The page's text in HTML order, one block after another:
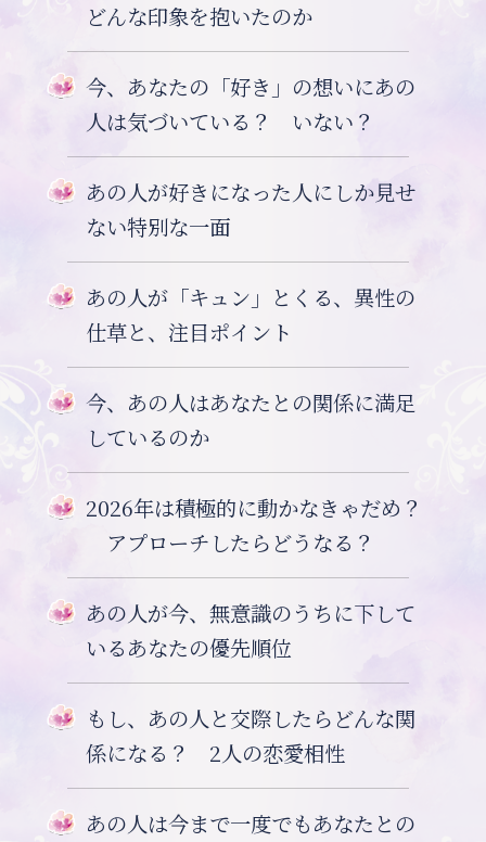
どんな印象を抱いたのか
今、あなたの「好き」の想いにあの
人は気づいている？ いない？
あの人が好きになった人にしか見せ
ない特別な一面
あの人が「キュン」とくる、異性の
仕草と、注目ポイント
今、あの人はあなたとの関係に満足
しているのか
2026年は積極的に動かなきゃだめ？
アプローチしたらどうなる？
あの人が今、無意識のうちに下して
いるあなたの優先順位
もし、あの人と交際したらどんな関
係になる？ 2人の恋愛相性
あの人は今まで一度でもあなたとの